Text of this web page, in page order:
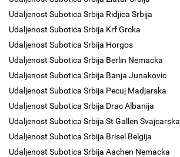
Udaljenost Subotica Srbija Ridjica Srbija
Udaljenost Subotica Srbija Krf Grcka
Udaljenost Subotica Srbija Horgos
Udaljenost Subotica Srbija Berlin Nemacka
Udaljenost Subotica Srbija Banja Junakovic
Udaljenost Subotica Srbija Pecuj Madjarska
Udaljenost Subotica Srbija Drac Albanija
Udaljenost Subotica Srbija St Gallen Svajcarska
Udaljenost Subotica Srbija Brisel Belgija
Udaljenost Subotica Srbija Aachen Nemacka